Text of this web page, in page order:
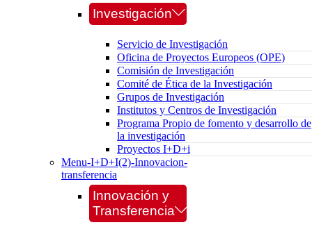
Investigación
Servicio de Investigación
Oficina de Proyectos Europeos (OPE)
Comisión de Investigación
Comité de Ética de la Investigación
Grupos de Investigación
Institutos y Centros de Investigación
Programa Propio de fomento y desarrollo de
la investigación
Proyectos I+D+i
Menu-I+D+I(2)-Innovacion-
transferencia
Innovación y
Transferencia